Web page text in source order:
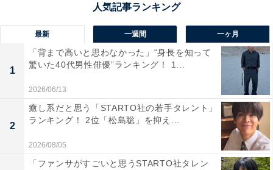
「いろんな番組でよく見かけるし場を盛り上げるの
が上手くて、面白い」(30代女性／秋田県)
「発言が面白くて、トーク力があると思うから」
(20代女性／東京都)
最新 一週間 一ヶ月
1
「背まで高いと思わなかった」“身長を知って
驚いた40代男性俳優”ランキング！ 1...
2026/06/13
2
癒し系だと思う「STARTO社の若手タレント」
ランキング！ 2位「松島聡」を抑え...
2026/08/05
「ファンサがすごいと思うSTARTO社タレン